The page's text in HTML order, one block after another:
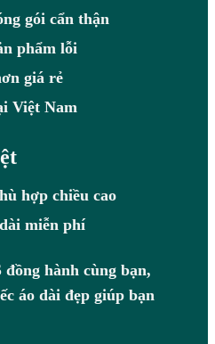
gói cẩn thận
phẩm lỗi
giá rẻ
Việt Nam
hợp chiều cao
miễn phí
hành cùng bạn,
áo dài đẹp giúp bạn